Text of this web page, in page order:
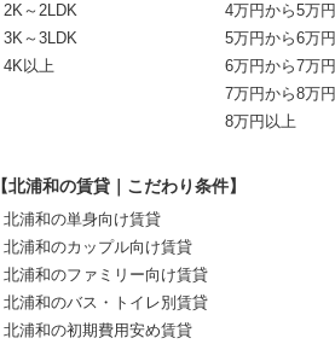
2K～2LDK
3K～3LDK
4K以上
4万円から5万円
5万円から6万円
6万円から7万円
7万円から8万円
8万円以上
【北浦和の賃貸｜こだわり条件】
北浦和の単身向け賃貸
北浦和のカップル向け賃貸
北浦和のファミリー向け賃貸
北浦和のバス・トイレ別賃貸
北浦和の初期費用安め賃貸